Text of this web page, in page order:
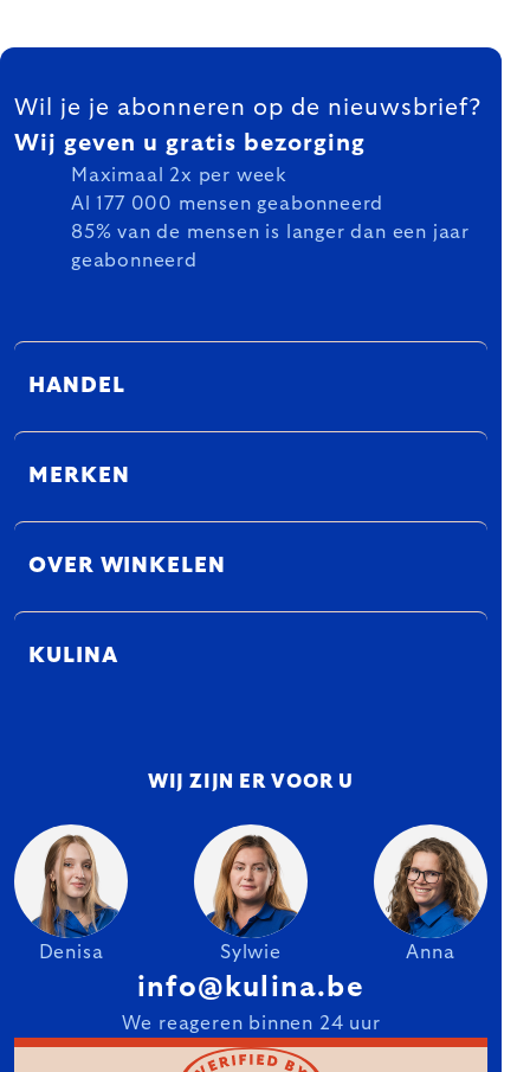
FOOTER
Wil je je abonneren op de nieuwsbrief?
Wij geven u gratis bezorging
Maximaal 2x per week
Al 177 000 mensen geabonneerd
85% van de mensen is langer dan een jaar
geabonneerd
HANDEL
MERKEN
OVER WINKELEN
KULINA
WIJ ZIJN ER VOOR U
Denisa Sylwie Anna
info@kulina.be
We reageren binnen 24 uur